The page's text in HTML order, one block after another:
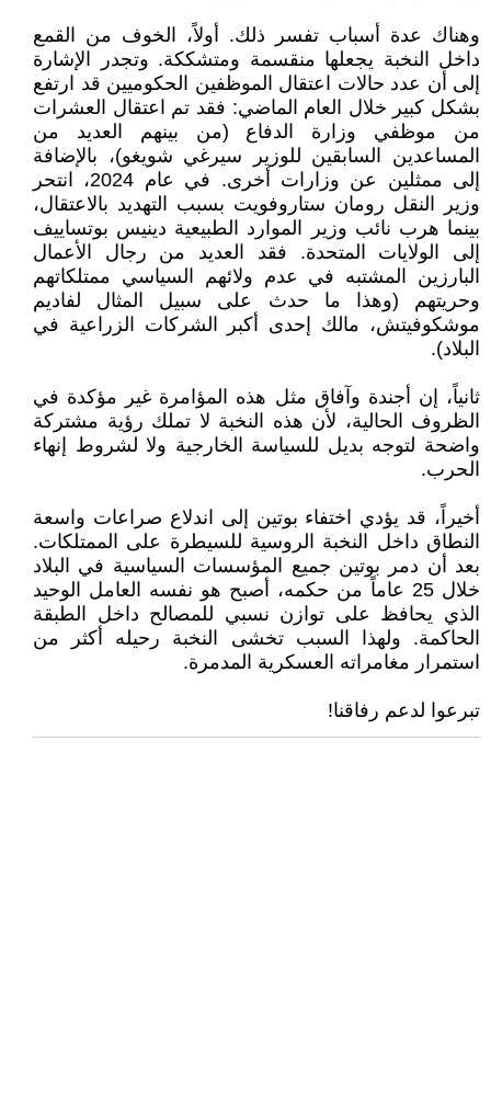
وهناك عدة أسباب تفسر ذلك. أولاً، الخوف من القمع
داخل النخبة يجعلها منقسمة ومتشككة. وتجدر الإشارة
إلى أن عدد حالات اعتقال الموظفين الحكوميين قد ارتفع
بشكل كبير خلال العام الماضي: فقد تم اعتقال العشرات
من موظفي وزارة الدفاع (من بينهم العديد من
المساعدين السابقين للوزير سيرغي شويغو)، بالإضافة
إلى ممثلين عن وزارات أخرى. في عام 2024، انتحر
وزير النقل رومان ستاروفويت بسبب التهديد بالاعتقال،
بينما هرب نائب وزير الموارد الطبيعية دينيس بوتساييف
إلى الولايات المتحدة. فقد العديد من رجال الأعمال
البارزين المشتبه في عدم ولائهم السياسي ممتلكاتهم
وحريتهم (وهذا ما حدث على سبيل المثال لفاديم
موشكوفيتش، مالك إحدى أكبر الشركات الزراعية في
البلاد).
ثانياً، إن أجندة وآفاق مثل هذه المؤامرة غير مؤكدة في
الظروف الحالية، لأن هذه النخبة لا تملك رؤية مشتركة
واضحة لتوجه بديل للسياسة الخارجية ولا لشروط إنهاء
الحرب.
أخيراً، قد يؤدي اختفاء بوتين إلى اندلاع صراعات واسعة
النطاق داخل النخبة الروسية للسيطرة على الممتلكات.
بعد أن دمر بوتين جميع المؤسسات السياسية في البلاد
خلال 25 عاماً من حكمه، أصبح هو نفسه العامل الوحيد
الذي يحافظ على توازن نسبي للمصالح داخل الطبقة
الحاكمة. ولهذا السبب تخشى النخبة رحيله أكثر من
استمرار مغامراته العسكرية المدمرة.
تبرعوا لدعم رفاقنا!